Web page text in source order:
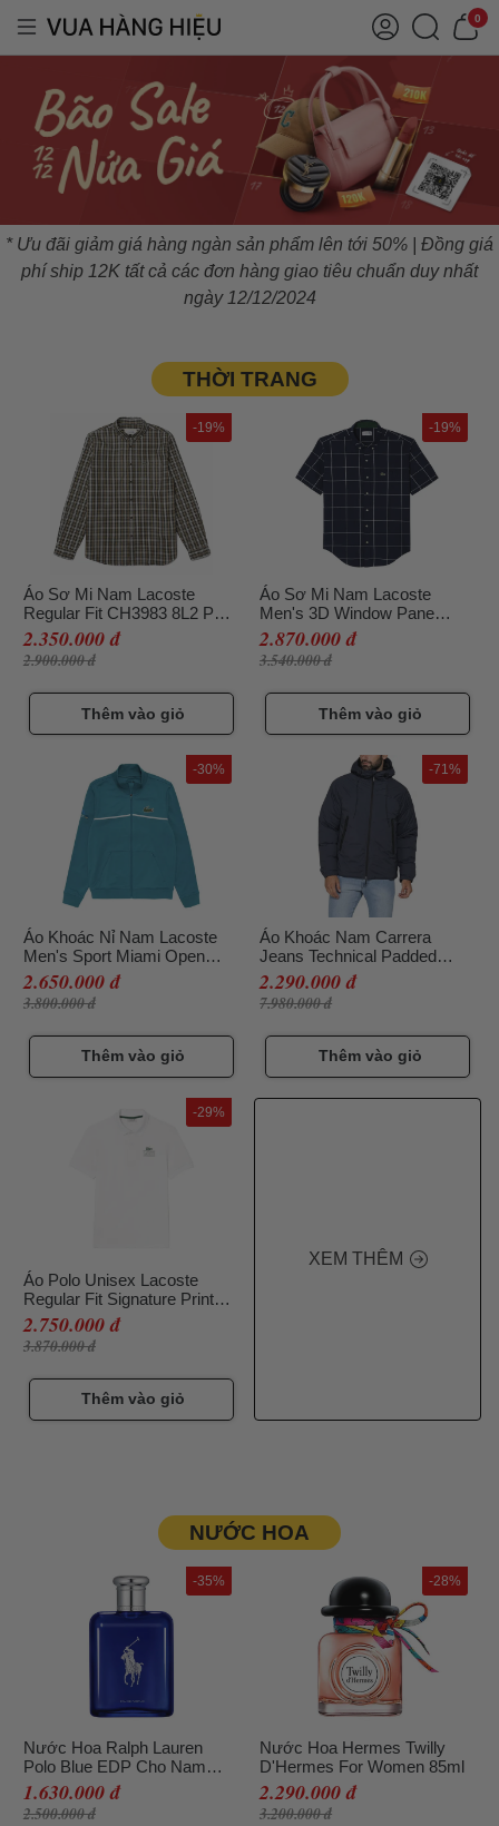
0
* Ưu đãi giảm giá hàng ngàn sản phẩm lên tới 50% | Đồng giá
phí ship 12K tất cả các đơn hàng giao tiêu chuẩn duy nhất
ngày 12/12/2024
THỜI TRANG
Áo Sơ Mi Nam Lacoste
Regular Fit CH3983 8L2 Phối
Màu Size 38
2.350.000 đ
2.900.000 đ
-19%
Thêm vào giỏ
Áo Sơ Mi Nam Lacoste
Men's 3D Window Pane
Button Down Shirt CH2266-
166 Màu Xanh Navy Size 38
2.870.000 đ
3.540.000 đ
-19%
Thêm vào giỏ
Áo Khoác Nỉ Nam Lacoste
Men's Sport Miami Open
Resistant Piqué Zip Jacket
Màu Xanh Da Trời Size 5
2.650.000 đ
3.800.000 đ
-30%
Thêm vào giỏ
Áo Khoác Nam Carrera
Jeans Technical Padded
Jacket With Hood And Zip
409D1565X_687 Màu Xanh
Navy Size L
2.290.000 đ
7.980.000 đ
-71%
Thêm vào giỏ
Áo Polo Unisex Lacoste
Regular Fit Signature Print
Stretch Piqué PH1136 51 001
Màu Trắng Size S
2.750.000 đ
3.870.000 đ
-29%
Thêm vào giỏ
XEM THÊM
NƯỚC HOA
Nước Hoa Ralph Lauren
Polo Blue EDP Cho Nam
125ml
1.630.000 đ
2.500.000 đ
-35%
Nước Hoa Hermes Twilly
D'Hermes For Women 85ml
2.290.000 đ
3.200.000 đ
-28%